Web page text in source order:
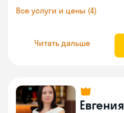
Все услуги и цены (4)
Читать дальше
Евгения